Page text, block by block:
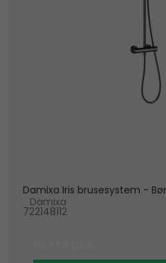
Damixa Iris brusesystem -
Damixa
722148112